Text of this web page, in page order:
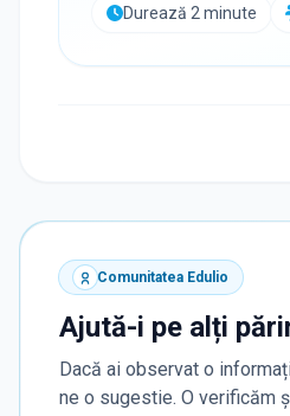
Durează 2 minute
Comunitatea Edulio
Ajută-i pe alți
Dacă ai observat o
ne o sugestie. O verificăm